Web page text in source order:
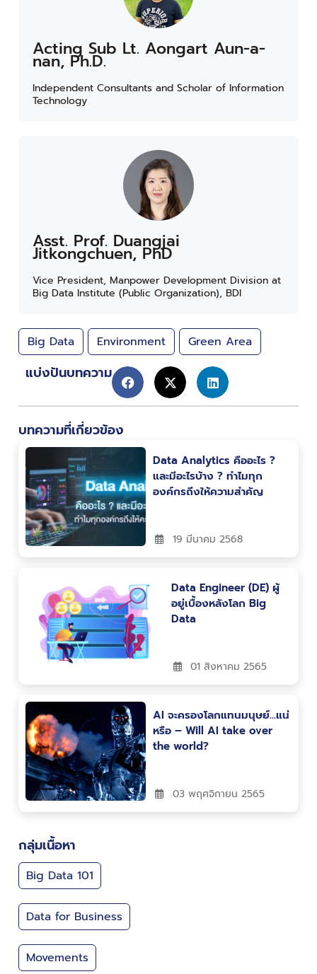
Acting Sub Lt. Aongart Aun-a-
nan, Ph.D.
Independent Consultants and Scholar of Information
Technology
Asst. Prof. Duangjai
Jitkongchuen, PhD
Vice President, Manpower Development Division at
Big Data Institute (Public Organization), BDI
Big Data Environment Green Area
แบ่งปันบทความ
บทความที่เกี่ยวข้อง
Data Analytics คืออะไร ?
และมีอะไรบ้าง ? ทำไมทุก
องค์กรถึงให้ความสำคัญ
19 มีนาคม 2568
Data Engineer (DE) ผู้
อยู่เบื้องหลังโลก Big
Data
01 สิงหาคม 2565
AI จะครองโลกแทนมนุษย์…แน่
หรือ – Will AI take over
the world?
03 พฤศจิกายน 2565
กลุ่มเนื้อหา
Big Data 101
Data for Business
Movements